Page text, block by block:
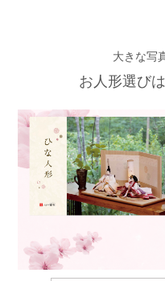
大きな写
お人形選び